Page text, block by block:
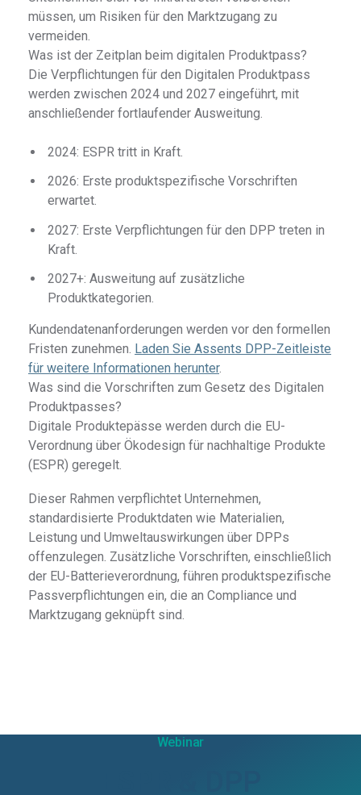
müssen, um Risiken für den Marktzugang zu
vermeiden.
Was ist der Zeitplan beim digitalen Produktpass?
Die Verpflichtungen für den Digitalen Produktpass
werden zwischen 2024 und 2027 eingeführt, mit
anschließender fortlaufender Ausweitung.
2024: ESPR tritt in Kraft.
2026: Erste produktspezifische Vorschriften
erwartet.
2027: Erste Verpflichtungen für den DPP treten in
Kraft.
2027+: Ausweitung auf zusätzliche
Produktkategorien.
Kundendatenanforderungen werden vor den formellen
Fristen zunehmen. Laden Sie Assents DPP-Zeitleiste
für weitere Informationen herunter.
Was sind die Vorschriften zum Gesetz des Digitalen
Produktpasses?
Digitale Produktepässe werden durch die EU-
Verordnung über Ökodesign für nachhaltige Produkte
(ESPR) geregelt.
Dieser Rahmen verpflichtet Unternehmen,
standardisierte Produktdaten wie Materialien,
Leistung und Umweltauswirkungen über DPPs
offenzulegen. Zusätzliche Vorschriften, einschließlich
der EU-Batterieverordnung, führen produktspezifische
Passverpflichtungen ein, die an Compliance und
Marktzugang geknüpft sind.
Webinar